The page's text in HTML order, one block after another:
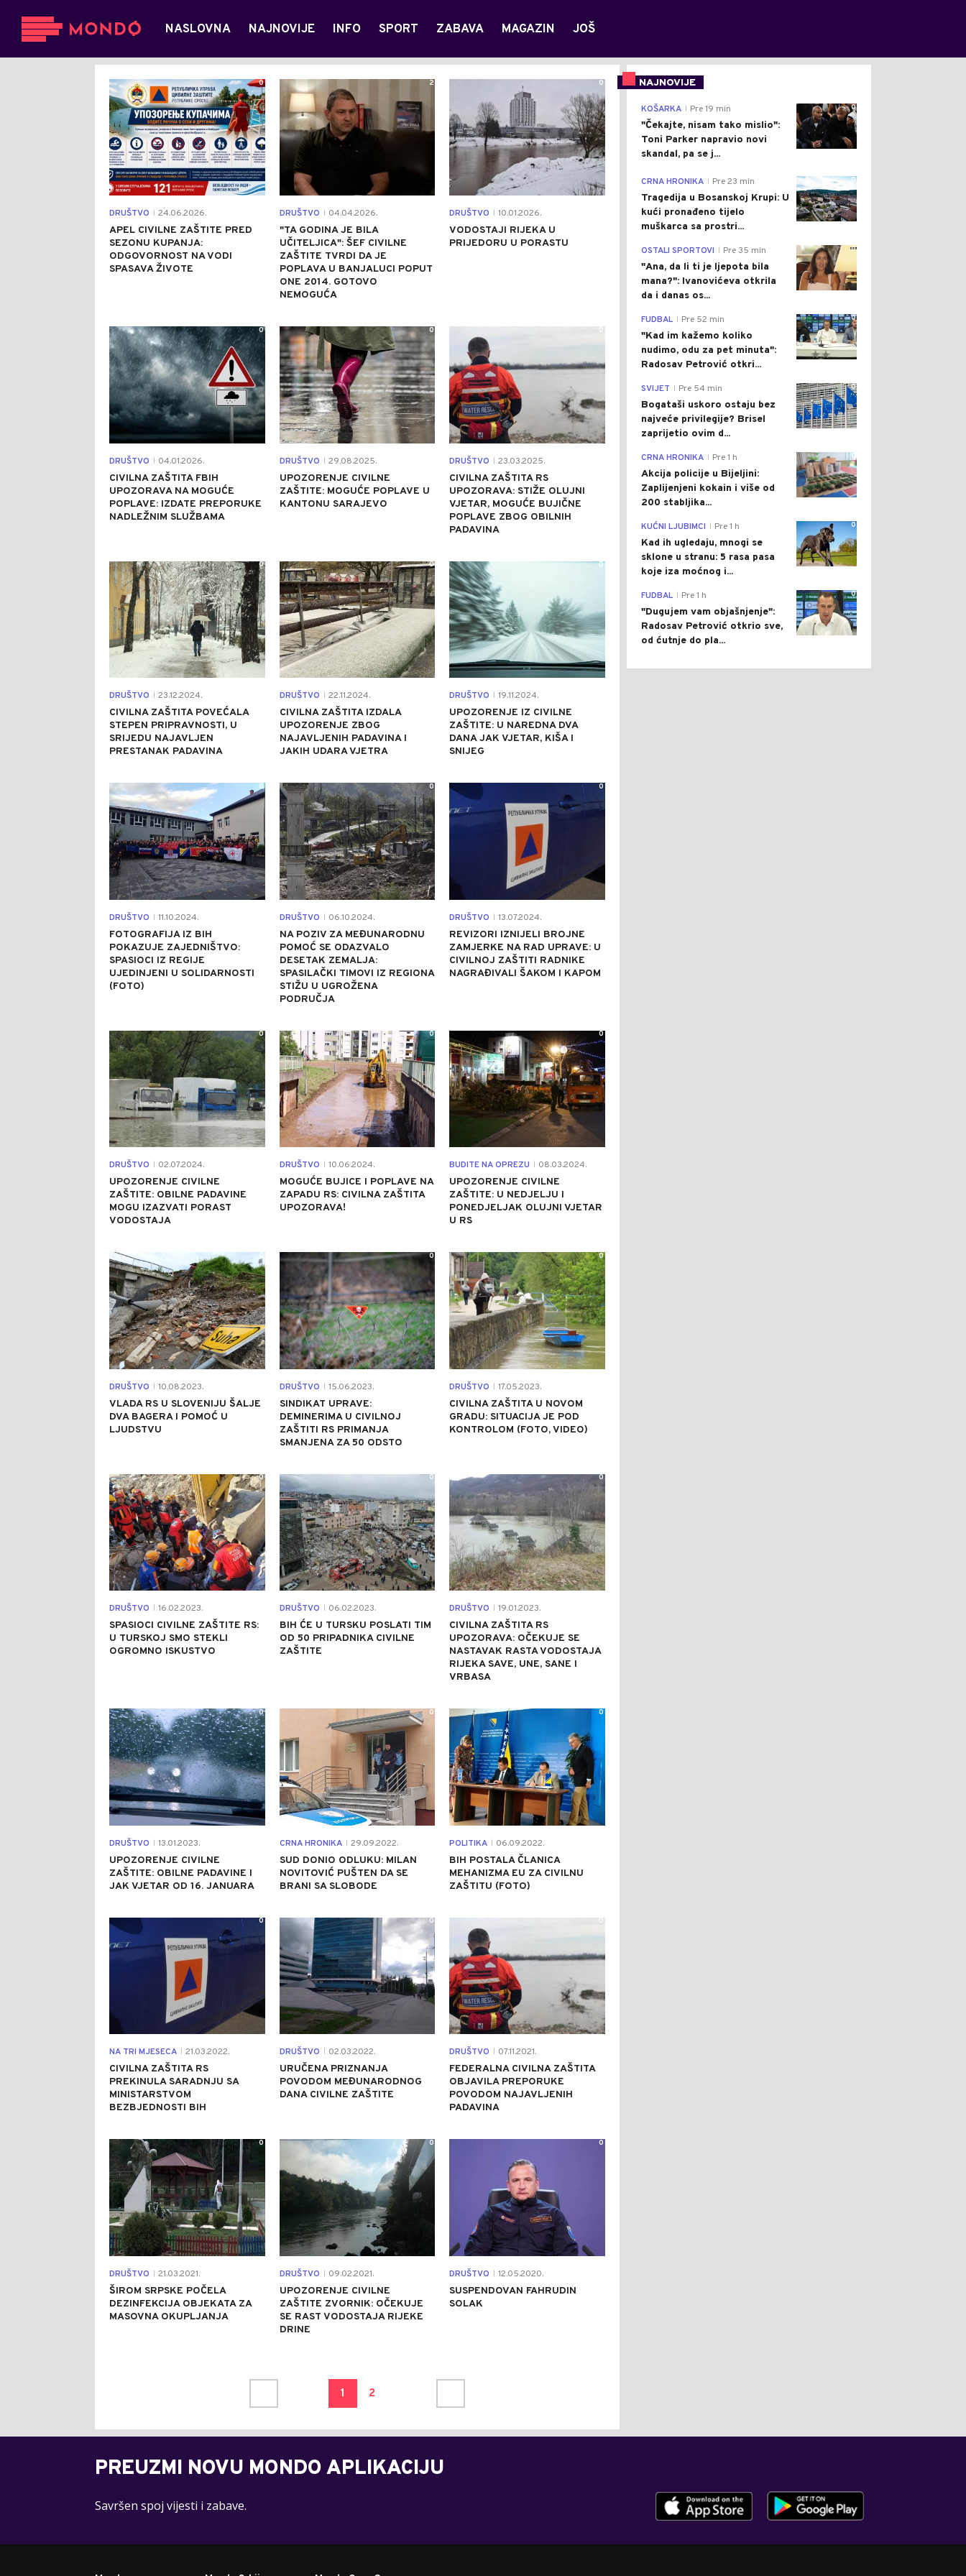
NASLOVNA NAJNOVIJE INFO SPORT ZABAVA MAGAZIN JOŠ
DRUŠTVO 24.06.2026.
APEL CIVILNE ZAŠTITE PRED
SEZONU KUPANJA:
ODGOVORNOST NA VODI
SPASAVA ŽIVOTE
0
DRUŠTVO 04.04.2026.
"TA GODINA JE BILA
UČITELJICA": ŠEF CIVILNE
ZAŠTITE TVRDI DA JE
POPLAVA U BANJALUCI POPUT
ONE 2014. GOTOVO
NEMOGUĆA
2
DRUŠTVO 10.01.2026.
VODOSTAJI RIJEKA U
PRIJEDORU U PORASTU
0
DRUŠTVO 04.01.2026.
CIVILNA ZAŠTITA FBIH
UPOZORAVA NA MOGUĆE
POPLAVE: IZDATE PREPORUKE
NADLEŽNIM SLUŽBAMA
0
DRUŠTVO 29.08.2025.
UPOZORENJE CIVILNE
ZAŠTITE: MOGUĆE POPLAVE U
KANTONU SARAJEVO
0
DRUŠTVO 23.03.2025.
CIVILNA ZAŠTITA RS
UPOZORAVA: STIŽE OLUJNI
VJETAR, MOGUĆE BUJIČNE
POPLAVE ZBOG OBILNIH
PADAVINA
0
DRUŠTVO 23.12.2024.
CIVILNA ZAŠTITA POVEĆALA
STEPEN PRIPRAVNOSTI, U
SRIJEDU NAJAVLJEN
PRESTANAK PADAVINA
0
DRUŠTVO 22.11.2024.
CIVILNA ZAŠTITA IZDALA
UPOZORENJE ZBOG
NAJAVLJENIH PADAVINA I
JAKIH UDARA VJETRA
0
DRUŠTVO 19.11.2024.
UPOZORENJE IZ CIVILNE
ZAŠTITE: U NAREDNA DVA
DANA JAK VJETAR, KIŠA I
SNIJEG
0
DRUŠTVO 11.10.2024.
FOTOGRAFIJA IZ BIH
POKAZUJE ZAJEDNIŠTVO:
SPASIOCI IZ REGIJE
UJEDINJENI U SOLIDARNOSTI
(FOTO)
0
DRUŠTVO 06.10.2024.
NA POZIV ZA MEĐUNARODNU
POMOĆ SE ODAZVALO
DESETAK ZEMALJA:
SPASILAČKI TIMOVI IZ REGIONA
STIŽU U UGROŽENA
PODRUČJA
0
DRUŠTVO 13.07.2024.
REVIZORI IZNIJELI BROJNE
ZAMJERKE NA RAD UPRAVE: U
CIVILNOJ ZAŠTITI RADNIKE
NAGRAĐIVALI ŠAKOM I KAPOM
0
DRUŠTVO 02.07.2024.
UPOZORENJE CIVILNE
ZAŠTITE: OBILNE PADAVINE
MOGU IZAZVATI PORAST
VODOSTAJA
0
DRUŠTVO 10.06.2024.
MOGUĆE BUJICE I POPLAVE NA
ZAPADU RS: CIVILNA ZAŠTITA
UPOZORAVA!
0
BUDITE NA OPREZU 08.03.2024.
UPOZORENJE CIVILNE
ZAŠTITE: U NEDJELJU I
PONEDJELJAK OLUJNI VJETAR
U RS
0
DRUŠTVO 10.08.2023.
VLADA RS U SLOVENIJU ŠALJE
DVA BAGERA I POMOĆ U
LJUDSTVU
0
DRUŠTVO 15.06.2023.
SINDIKAT UPRAVE:
DEMINERIMA U CIVILNOJ
ZAŠTITI RS PRIMANJA
SMANJENA ZA 50 ODSTO
0
DRUŠTVO 17.05.2023.
CIVILNA ZAŠTITA U NOVOM
GRADU: SITUACIJA JE POD
KONTROLOM (FOTO, VIDEO)
0
DRUŠTVO 16.02.2023.
SPASIOCI CIVILNE ZAŠTITE RS:
U TURSKOJ SMO STEKLI
OGROMNO ISKUSTVO
0
DRUŠTVO 06.02.2023.
BIH ĆE U TURSKU POSLATI TIM
OD 50 PRIPADNIKA CIVILNE
ZAŠTITE
0
DRUŠTVO 19.01.2023.
CIVILNA ZAŠTITA RS
UPOZORAVA: OČEKUJE SE
NASTAVAK RASTA VODOSTAJA
RIJEKA SAVE, UNE, SANE I
VRBASA
0
DRUŠTVO 13.01.2023.
UPOZORENJE CIVILNE
ZAŠTITE: OBILNE PADAVINE I
JAK VJETAR OD 16. JANUARA
0
CRNA HRONIKA 29.09.2022.
SUD DONIO ODLUKU: MILAN
NOVITOVIĆ PUŠTEN DA SE
BRANI SA SLOBODE
0
POLITIKA 06.09.2022.
BIH POSTALA ČLANICA
MEHANIZMA EU ZA CIVILNU
ZAŠTITU (FOTO)
0
NA TRI MJESECA 21.03.2022.
CIVILNA ZAŠTITA RS
PREKINULA SARADNJU SA
MINISTARSTVOM
BEZBJEDNOSTI BIH
0
DRUŠTVO 02.03.2022.
URUČENA PRIZNANJA
POVODOM MEĐUNARODNOG
DANA CIVILNE ZAŠTITE
0
DRUŠTVO 07.11.2021.
FEDERALNA CIVILNA ZAŠTITA
OBJAVILA PREPORUKE
POVODOM NAJAVLJENIH
PADAVINA
0
DRUŠTVO 21.03.2021.
ŠIROM SRPSKE POČELA
DEZINFEKCIJA OBJEKATA ZA
MASOVNA OKUPLJANJA
0
DRUŠTVO 09.02.2021.
UPOZORENJE CIVILNE
ZAŠTITE ZVORNIK: OČEKUJE
SE RAST VODOSTAJA RIJEKE
DRINE
0
DRUŠTVO 12.05.2020.
SUSPENDOVAN FAHRUDIN
SOLAK
0
1 2
NAJNOVIJE
0
KOŠARKA Pre 19 min
"Čekajte, nisam tako mislio":
Toni Parker napravio novi
skandal, pa se j...
0
CRNA HRONIKA Pre 23 min
Tragedija u Bosanskoj Krupi: U
kući pronađeno tijelo
muškarca sa prostri...
0
OSTALI SPORTOVI Pre 35 min
"Ana, da li ti je ljepota bila
mana?": Ivanovićeva otkrila
da i danas os...
0
FUDBAL Pre 52 min
"Kad im kažemo koliko
nudimo, odu za pet minuta":
Radosav Petrović otkri...
0
SVIJET Pre 54 min
Bogataši uskoro ostaju bez
najveće privilegije? Brisel
zaprijetio ovim d...
0
CRNA HRONIKA Pre 1 h
Akcija policije u Bijeljini:
Zaplijenjeni kokain i više od
200 stabljika...
0
KUĆNI LJUBIMCI Pre 1 h
Kad ih ugledaju, mnogi se
sklone u stranu: 5 rasa pasa
koje iza moćnog i...
0
FUDBAL Pre 1 h
"Dugujem vam objašnjenje":
Radosav Petrović otkrio sve,
od ćutnje do pla...
PREUZMI NOVU MONDO APLIKACIJU
Savršen spoj vijesti i zabave.